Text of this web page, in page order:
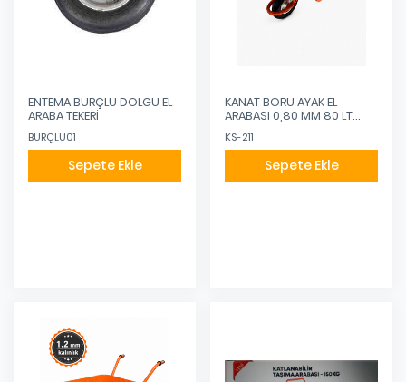
ENTEMA BURÇLU DOLGU EL
ARABA TEKERİ
BURÇLU01
Sepete Ekle
KANAT BORU AYAK EL
ARABASI 0,80 MM 80 LT
KS-211
Sepete Ekle